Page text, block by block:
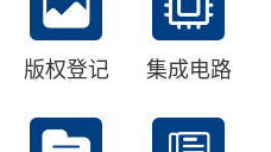
版权登记 集成电路